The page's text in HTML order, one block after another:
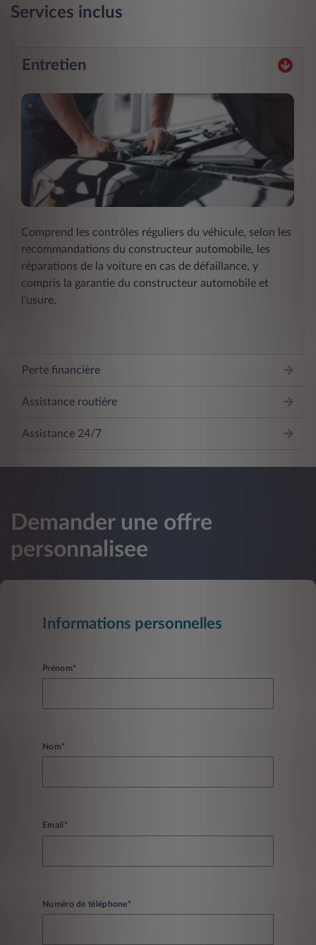
Services inclus
Entretien
Comprend les contrôles réguliers du véhicule, selon les
recommandations du constructeur automobile, les
réparations de la voiture en cas de défaillance, y
compris la garantie du constructeur automobile et
l'usure.
Perte financière
Assistance routière
Assistance 24/7
Demander une offre
personnalisee
Informations personnelles
Prénom*
Nom*
Email*
Numéro de téléphone*